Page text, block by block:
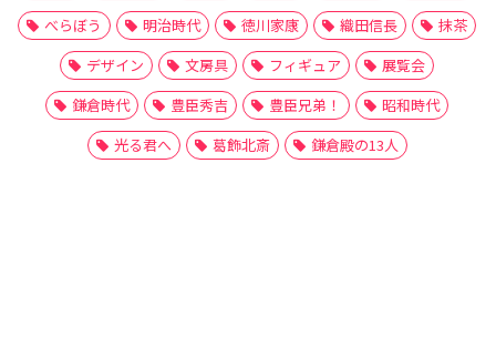
べらぼう
明治時代 徳川家康 織田信長
抹茶
デザイン
文房具 フィギュア
展覧会
鎌倉時代
豊臣秀吉 豊臣兄弟！
昭和時代
光る君へ
葛飾北斎 鎌倉殿の13人